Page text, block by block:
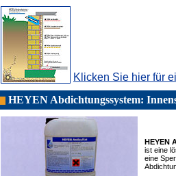
Klicken Sie hier für
HEYEN Abdichtungssystem:
HEYEN
ist eine
eine